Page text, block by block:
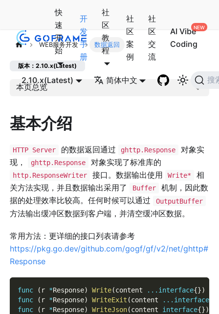
快
速
开
始
开
发
手
册
社
区
教
程
社
区
案
例
社
区
交
流
AI Vibe
Coding
2.10.x(Latest) 简体中文 搜
WEB服务开发 数据返回
版本：2.10.x(Latest)
本页总览
基本介绍
HTTP Server 的数据返回通过 ghttp.Response
对象实
现，
ghttp.Response 对象实现了标准库的
http.ResponseWriter 接口。数据输出使用 Write*
相
关方法实现，并且数据输出采用了
Buffer
机制，因此数
据的处理效率比较高。任何时候可以通过
OutputBuffer
方法输出缓冲区数据到客户端，并清空缓冲区数据。
常用方法：更详细的接口列表请参考
https://pkg.go.dev/github.com/gogf/gf/v2/net/ghttp#
Response
func ( r *Response) Write(content ... interface{})
func
( r *Response) WriteExit (content ... interface
func
( r *Response) WriteJson(content interface{})